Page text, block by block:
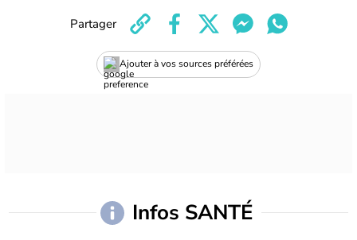
Ajouter à vos sources préférées
Partager
Infos SANTÉ